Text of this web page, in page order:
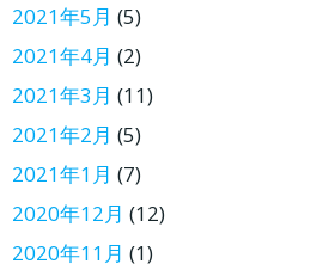
2021年5月 (5)
2021年4月 (2)
2021年3月 (11)
2021年2月 (5)
2021年1月 (7)
2020年12月 (12)
2020年11月 (1)